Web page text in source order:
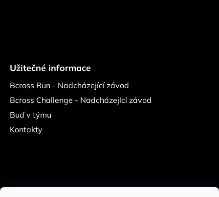
Užitečné informace
Bcross Run - Nadcházející závod
Bcross Challenge - Nadcházející závod
Buď v týmu
Kontakty